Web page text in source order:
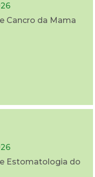
Cancro da Mama
Estomatologia do